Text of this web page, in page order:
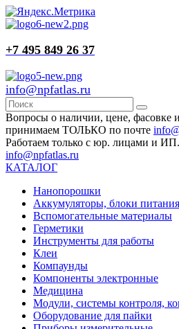
+7 495 849 26 37
info@npfatlas.ru
Вопросы о наличии, цене, фасовке
принимаем ТОЛЬКО по почте
Работаем только с юр. лицами и
info@npfatlas.ru
КАТАЛОГ
Нанопорошки
Аккумуляторы, блоки питания
Вспомогательные материалы
Герметики
Инструменты для работы
Клеи
Компаунды
Компоненты электронные
Медицина
Модули, системы контроля,
Оборудование для пайки